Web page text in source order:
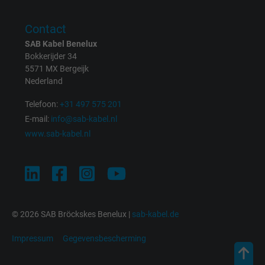
Contact
SAB Kabel Benelux
Bokkerijder 34
5571 MX Bergeijk
Nederland
Telefoon:+31 497 575 201
E-mail: info@sab-kabel.nl
www.sab-kabel.nl
© 2026 SAB Bröckskes Benelux | sab-kabel.de
Impressum Gegevensbescherming